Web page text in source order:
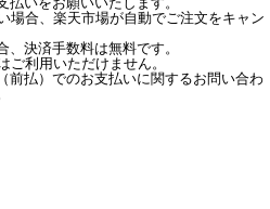
場合、楽天市場が自動でご注文をキャン
決済手数料は無料です。
利用いただけません。
払）でのお支払いに関するお問い合わ